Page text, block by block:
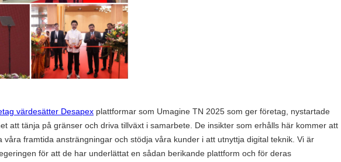
värdesätter Desapex plattformar som Umagine TN 2025 som ger företag, nystartade
att tänja på gränser och driva tillväxt i samarbete. De insikter som erhålls här kommer att
våra framtida ansträngningar och stödja våra kunder i att utnyttja digital teknik. Vi är
för att de har underlättat en sådan berikande plattform och för deras